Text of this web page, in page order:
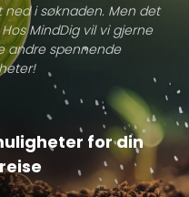
i søknaden. Men det
MindDig vil vi gjerne
andre spennende
for din